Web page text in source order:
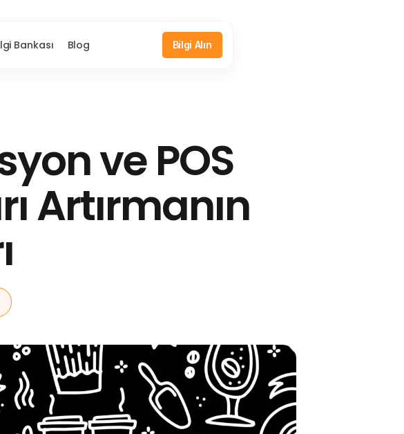
Bankası Blog Bilgi Alın
ve POS
Artırmanın